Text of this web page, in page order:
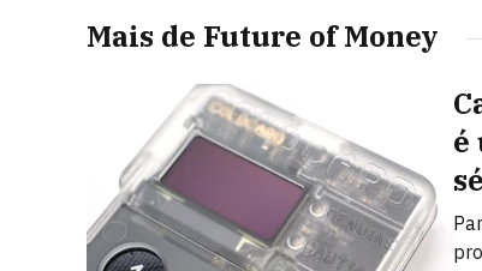
Mais de Future of Money
é